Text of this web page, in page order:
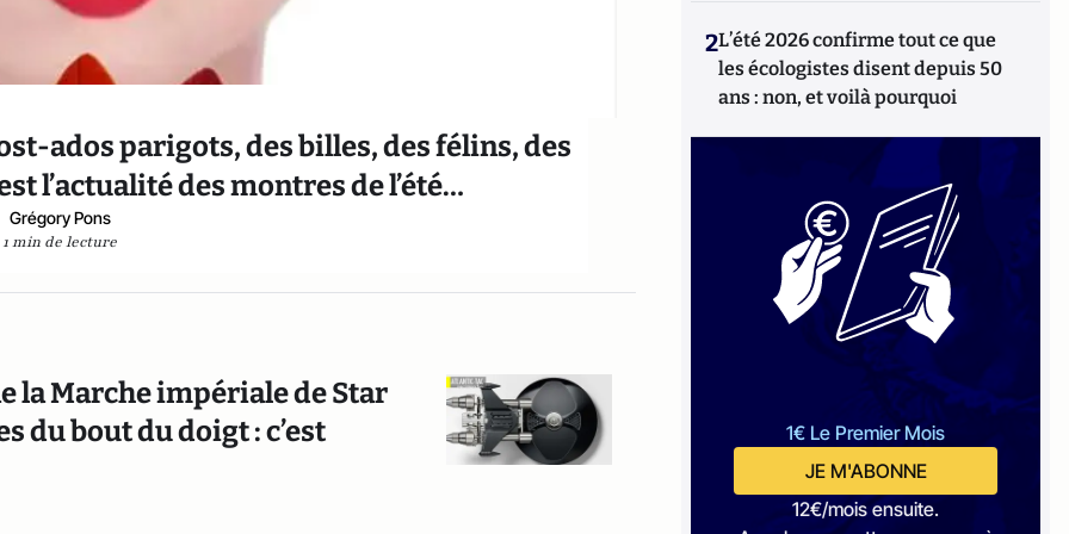
ados parigots, des billes, des félins, des
l’actualité des montres de l’été…
Grégory Pons
1 min de lecture
la Marche impériale de Star
du bout du doigt : c’est
2L’été 2026 confirme tout ce que
les écologistes disent depuis 50
ans : non, et voilà pourquoi
1€ Le Premier Mois
JE M'ABONNE
12€/mois ensuite.